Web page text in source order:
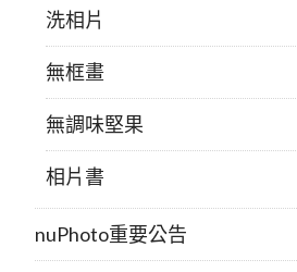
洗相片
無框畫
無調味堅果
相片書
nuPhoto重要公告